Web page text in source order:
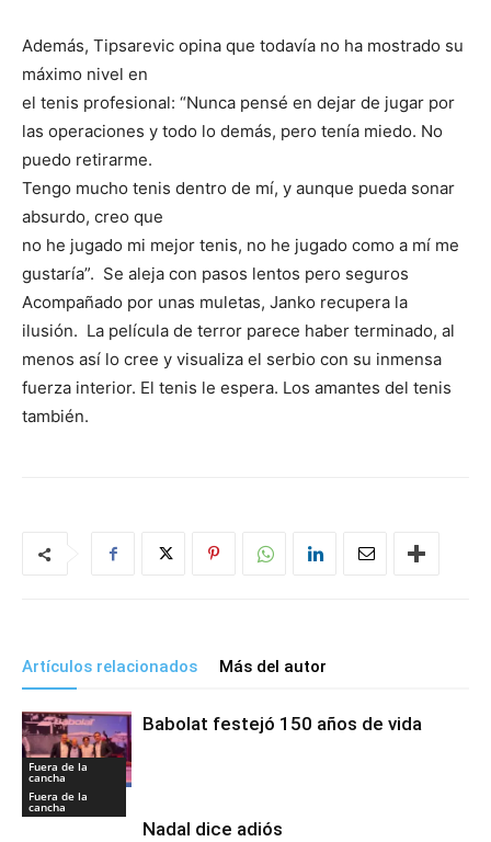
Además, Tipsarevic opina que todavía no ha mostrado su
máximo nivel en
el tenis profesional: “Nunca pensé en dejar de jugar por
las operaciones y todo lo demás, pero tenía miedo. No
puedo retirarme.
Tengo mucho tenis dentro de mí, y aunque pueda sonar
absurdo, creo que
no he jugado mi mejor tenis, no he jugado como a mí me
gustaría”. Se aleja con pasos lentos pero seguros
Acompañado por unas muletas, Janko recupera la
ilusión. La película de terror parece haber terminado, al
menos así lo cree y visualiza el serbio con su inmensa
fuerza interior. El tenis le espera. Los amantes del tenis
también.
Artículos relacionados Más del autor
Fuera de la
cancha
Babolat festejó 150 años de vida
Fuera de la
cancha
Nadal dice adiós